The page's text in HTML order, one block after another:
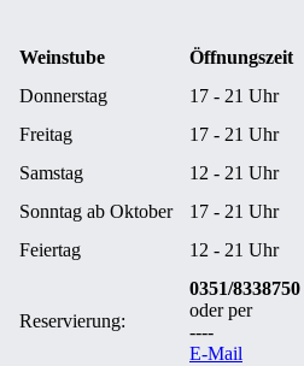
Weinstube
Öffnungszeit
Donnerstag
17 - 21 Uhr
Freitag
17 - 21 Uhr
Samstag
12 - 21 Uhr
Sonntag ab Oktober
17 - 21 Uhr
Feiertag
12 - 21 Uhr
Reservierung:
0351/8338750
oder per
----
E-Mail